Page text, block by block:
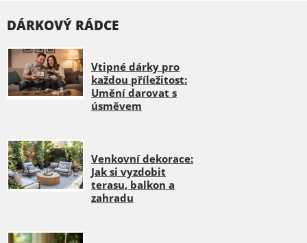
DÁRKOVÝ RÁDCE
Vtipné dárky pro
každou příležitost:
Umění darovat s
úsměvem
Venkovní dekorace:
Jak si vyzdobit
terasu, balkon a
zahradu